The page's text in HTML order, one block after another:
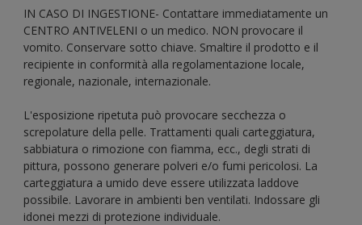
IN CASO DI INGESTIONE- Contattare immediatamente un
CENTRO ANTIVELENI o un medico. NON provocare il
vomito. Conservare sotto chiave. Smaltire il prodotto e il
recipiente in conformità alla regolamentazione locale,
regionale, nazionale, internazionale.
L'esposizione ripetuta può provocare secchezza o
screpolature della pelle. Trattamenti quali carteggiatura,
sabbiatura o rimozione con fiamma, ecc., degli strati di
pittura, possono generare polveri e/o fumi pericolosi. La
carteggiatura a umido deve essere utilizzata laddove
possibile. Lavorare in ambienti ben ventilati. Indossare gli
idonei mezzi di protezione individuale.